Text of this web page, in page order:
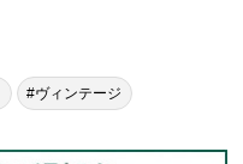
#ヴィンテージ